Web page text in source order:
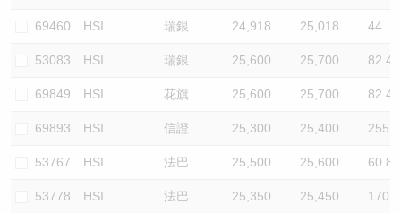
69460 HSI 瑞銀 24,918 25,018 44
53083 HSI 瑞銀 25,600 25,700 82.4
69849 HSI 花旗 25,600 25,700 82.4
69893 HSI 信證 25,300 25,400 255.3
53767 HSI 法巴 25,500 25,600 60.8
53778 HSI 法巴 25,350 25,450 170.2